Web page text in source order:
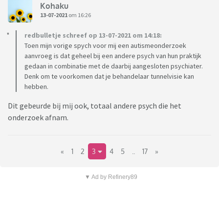
Kohaku
13-07-2021 om 16:26
redbulletje schreef op 13-07-2021 om 14:18:
Toen mijn vorige spych voor mij een autismeonderzoek
aanvroeg is dat geheel bij een andere psych van hun praktijk
gedaan in combinatie met de daarbij aangesloten psychiater.
Denk om te voorkomen dat je behandelaar tunnelvisie kan
hebben.
Dit gebeurde bij mij ook, totaal andere psych die het
onderzoek afnam.
« 1 2 3 4 5 17 »
▼ Ad by Refinery89